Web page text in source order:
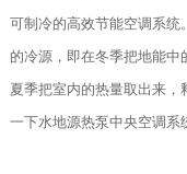
可制冷的高效节能空调系统
的冷源，即在冬季把地能中
夏季把室内的热量取出来
一下水地源热泵中央空调系